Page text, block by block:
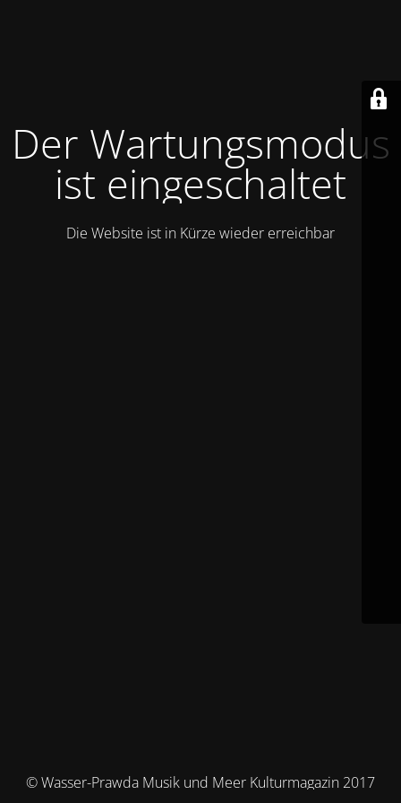
Der Wartungsmodus
ist eingeschaltet
Die Website ist in Kürze wieder erreichbar
© Wasser-Prawda Musik und Meer Kulturmagazin 2017